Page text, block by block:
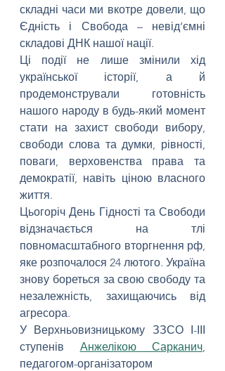
складні часи ми вкотре довели, що
Єдність і Свобода – невід’ємні
складові ДНК нашої нації.
Ці події не лише змінили хід
української історії, а й
продемонстрували готовність
нашого народу в будь-який момент
стати на захист свободи вибору,
свободи слова та думки, рівності,
поваги, верховенства права та
демократії, навіть ціною власного
життя.
Цьогоріч День Гідності та Свободи
відзначається на тлі
повномасштабного вторгнення рф,
яке розпочалося 24 лютого. Україна
знову бореться за свою свободу та
незалежність, захищаючись від
агресора.
У Верхньовизницькому ЗЗСО І-ІІІ
ступенів Анжелікою Сарканич
педагогом-організатором